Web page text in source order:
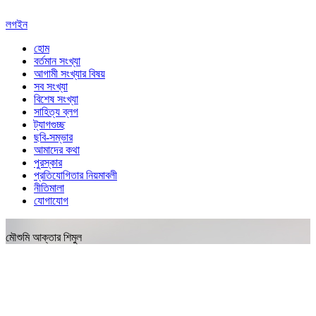
লগইন
হোম
বর্তমান সংখ্যা
আগামী সংখ্যার বিষয়
সব সংখ্যা
বিশেষ সংখ্যা
সাহিত্য ব্লগ
ট্যাগগুচ্ছ
ছবি-সম্ভার
আমাদের কথা
পুরস্কার
প্রতিযোগিতার নিয়মাবলী
নীতিমালা
যোগাযোগ
মৌশুমি আক্তার শিমুল